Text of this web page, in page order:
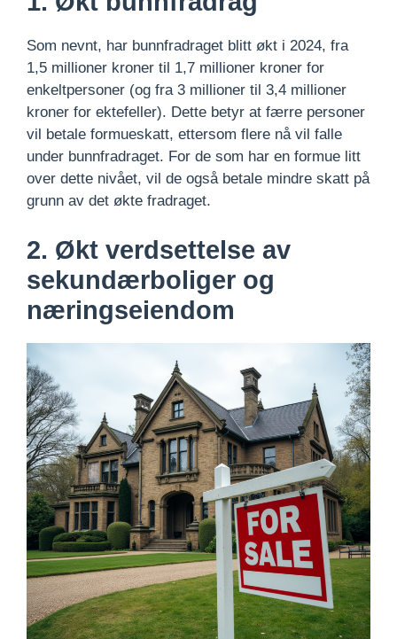
Som nevnt, har bunnfradraget blitt økt i 2024, fra
1,5 millioner kroner til 1,7 millioner kroner for
enkeltpersoner (og fra 3 millioner til 3,4 millioner
kroner for ektefeller). Dette betyr at færre personer
vil betale formueskatt, ettersom flere nå vil falle
under bunnfradraget. For de som har en formue litt
over dette nivået, vil de også betale mindre skatt på
grunn av det økte fradraget.
2. Økt verdsettelse av
sekundærboliger og
næringseiendom